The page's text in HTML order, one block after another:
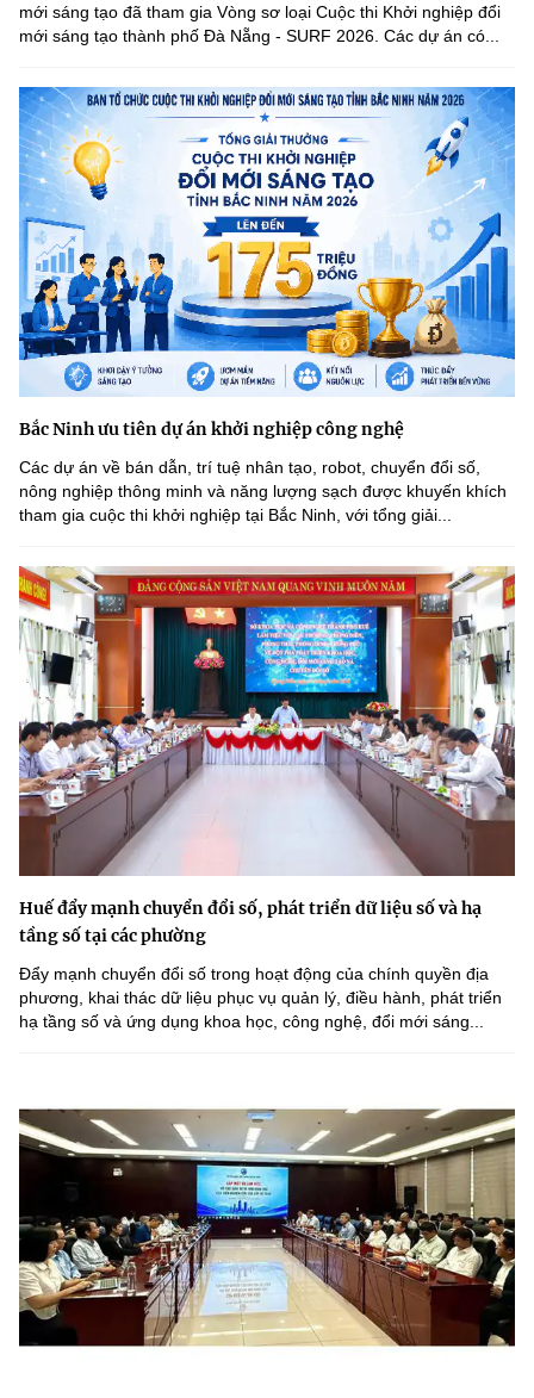
mới sáng tạo đã tham gia Vòng sơ loại Cuộc thi Khởi nghiệp đổi
mới sáng tạo thành phố Đà Nẵng - SURF 2026. Các dự án có...
Bắc Ninh ưu tiên dự án khởi nghiệp công nghệ
Các dự án về bán dẫn, trí tuệ nhân tạo, robot, chuyển đổi số,
nông nghiệp thông minh và năng lượng sạch được khuyến khích
tham gia cuộc thi khởi nghiệp tại Bắc Ninh, với tổng giải...
Huế đẩy mạnh chuyển đổi số, phát triển dữ liệu số và hạ
tầng số tại các phường
Đẩy mạnh chuyển đổi số trong hoạt động của chính quyền địa
phương, khai thác dữ liệu phục vụ quản lý, điều hành, phát triển
hạ tầng số và ứng dụng khoa học, công nghệ, đổi mới sáng...